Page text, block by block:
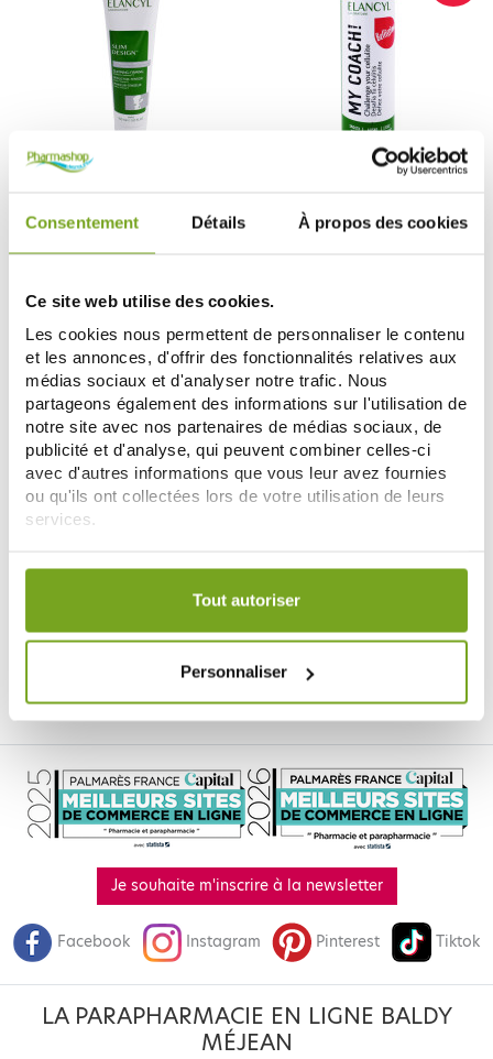
Consentement Détails À propos des cookies
Ce site web utilise des cookies.
Les cookies nous permettent de personnaliser le contenu
et les annonces, d'offrir des fonctionnalités relatives aux
médias sociaux et d'analyser notre trafic. Nous
partageons également des informations sur l'utilisation de
notre site avec nos partenaires de médias sociaux, de
publicité et d'analyse, qui peuvent combiner celles-ci
avec d'autres informations que vous leur avez fournies
ou qu'ils ont collectées lors de votre utilisation de leurs
services.
Votre choix de consentement est conservé pendant une
Tout autoriser
Personnaliser
ET ZONES REBELLES 150ML
27,99 €
ELANCYL
BELLISSIMA DEFIEZ VOTRE
CELLULITE 200 ML
ELANCYL
ELANCYL METABOLIC ORAL 60
26,80 €
AJOUTER AU PANIER
Je souhaite m'inscrire à la newsletter
Facebook Instagram Pinterest Tiktok
LA PARAPHARMACIE EN LIGNE BALDY
MÉJEAN